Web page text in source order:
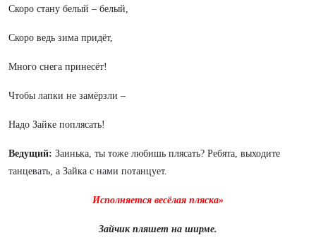
Скоро стану белый – белый,
Скоро ведь зима придёт,
Много снега принесёт!
Чтобы лапки не замёрзли –
Надо Зайке поплясать!
Ведущий: Заинька, ты тоже любишь плясать? Ребята, выходите
танцевать, а Зайка с нами потанцует.
Исполняется весёлая пляска»
Зайчик пляшет на ширме.